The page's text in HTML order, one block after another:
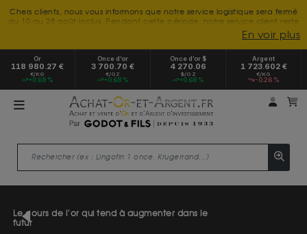
Chers clients, nous vous informons que notre service logistique sera fermé
du 10 au 28 août inclus. Pendant cette période, notre service client reste
à votre disposition tout l'été. Vous pouvez nous joindre du lundi au
vendredi, de 9h30 à 18h, pour toute demande d'information.
Nous vous remercions de votre compréhension et vous souhaitons un
excellent été.
En voir plus
Or
118 980.27 €
€/KG
+0.68 %
Once d’or
3 700.70 €
€/OZ
+0.68 %
Once d’or $
4 270.06
$/OZ
+0.68 %
Argent
1 723.602 €
€/KG
-0.26 %
Mon
Le cours de l’or qui tend à augmenter dans le
futur